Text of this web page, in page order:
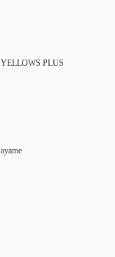
YELLOWS PLUS
ayame